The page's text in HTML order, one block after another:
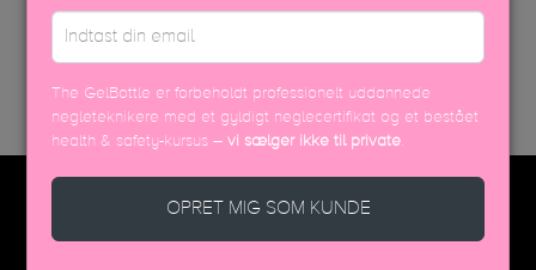
DISCOVER MORE
The GelBottle er forbeholdt professionelt uddannede
negleteknikere med et gyldigt neglecertifikat og et bestået
health & safety-kursus –vi sælger ikke til private.
OPRET MIG SOM KUNDE